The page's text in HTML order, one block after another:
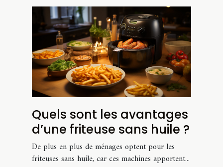
Quels sont les avantages
d’une friteuse sans huile ?
De plus en plus de ménages optent pour les
friteuses sans huile, car ces machines apportent...